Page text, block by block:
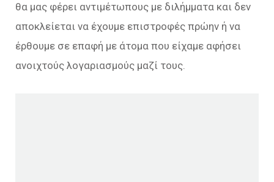
θα μας φέρει αντιμέτωπους με διλήμματα και δεν
αποκλείεται να έχουμε επιστροφές πρώην ή να
έρθουμε σε επαφή με άτομα που είχαμε αφήσει
ανοιχτούς λογαριασμούς μαζί τους.